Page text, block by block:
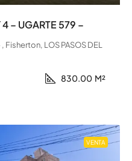
– UGARTE 579 –
Fisherton, LOS PASOS DEL
830.00 M²
VENTA